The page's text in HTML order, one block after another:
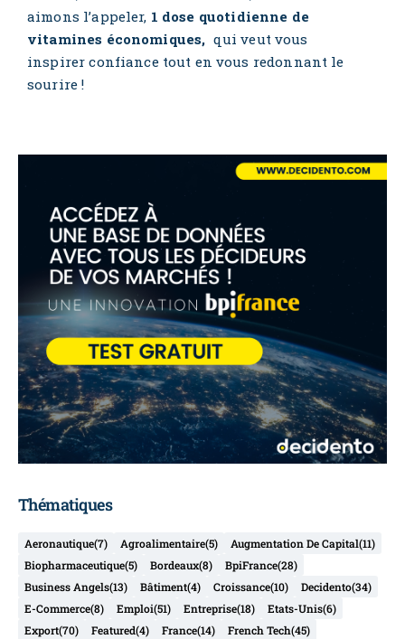
aimons l’appeler, 1 dose quotidienne de
vitamines économiques, qui veut vous
inspirer confiance tout en vous redonnant le
sourire !
Thématiques
Aeronautique(7) Agroalimentaire(5) Augmentation De Capital(11)
Biopharmaceutique(5) Bordeaux(8) BpiFrance(28)
Business Angels(13) Bâtiment(4) Croissance(10) Decidento(34)
E-Commerce(8) Emploi(51) Entreprise(18) Etats-Unis(6)
Export(70) Featured(4) France(14) French Tech(45)